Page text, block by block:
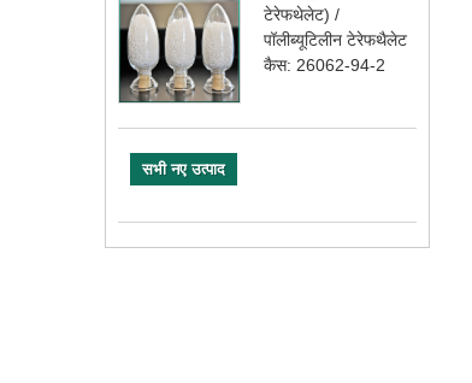
टेरेफथेलेट) /
पॉलीब्यूटिलीन टेरेफथैलेट
कैस: 26062-94-2
सभी नए उत्पाद